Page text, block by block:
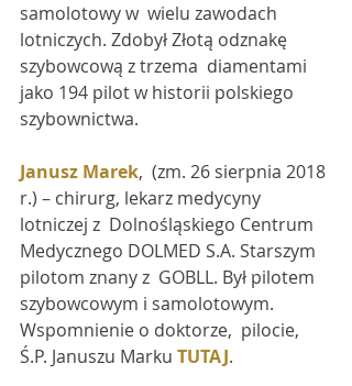
samolotowy w  wielu zawodach
lotniczych. Zdobył Złotą odznakę
szybowcową z trzema  diamentami
jako 194 pilot w historii polskiego
szybownictwa.
Janusz Marek,  (zm. 26 sierpnia 2018
r.) – chirurg, lekarz medycyny
lotniczej z  Dolnośląskiego Centrum
Medycznego DOLMED S.A. Starszym
pilotom znany z  GOBLL. Był pilotem
szybowcowym i samolotowym.
Wspomnienie o doktorze,  pilocie,
Ś.P. Januszu Marku TUTAJ.